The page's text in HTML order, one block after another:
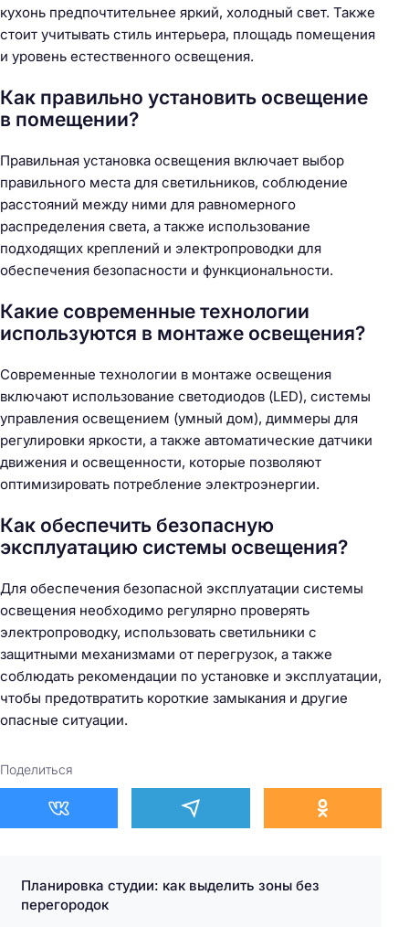
кухонь предпочтительнее яркий, холодный свет. Также
стоит учитывать стиль интерьера, площадь помещения
и уровень естественного освещения.
Как правильно установить освещение
в помещении?
Правильная установка освещения включает выбор
правильного места для светильников, соблюдение
расстояний между ними для равномерного
распределения света, а также использование
подходящих креплений и электропроводки для
обеспечения безопасности и функциональности.
Какие современные технологии
используются в монтаже освещения?
Современные технологии в монтаже освещения
включают использование светодиодов (LED), системы
управления освещением (умный дом), диммеры для
регулировки яркости, а также автоматические датчики
движения и освещенности, которые позволяют
оптимизировать потребление электроэнергии.
Как обеспечить безопасную
эксплуатацию системы освещения?
Для обеспечения безопасной эксплуатации системы
освещения необходимо регулярно проверять
электропроводку, использовать светильники с
защитными механизмами от перегрузок, а также
соблюдать рекомендации по установке и эксплуатации,
чтобы предотвратить короткие замыкания и другие
опасные ситуации.
Поделиться
Планировка студии: как выделить зоны без
перегородок